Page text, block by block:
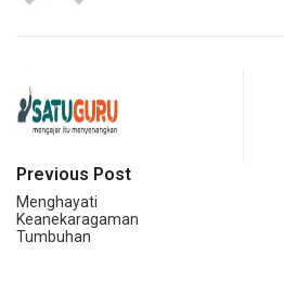
Previous Post
Menghayati
Keanekaragaman
Tumbuhan